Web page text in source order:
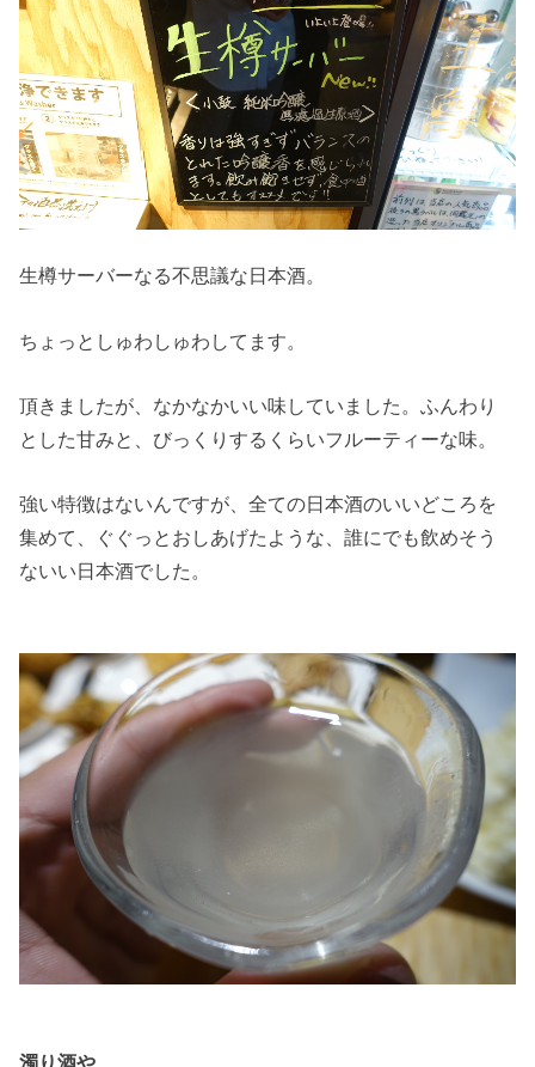
生樽サーバーなる不思議な日本酒。
ちょっとしゅわしゅわしてます。
頂きましたが、なかなかいい味していました。ふんわり
とした甘みと、びっくりするくらいフルーティーな味。
強い特徴はないんですが、全ての日本酒のいいどころを
集めて、ぐぐっとおしあげたような、誰にでも飲めそう
ないい日本酒でした。
濁り酒や